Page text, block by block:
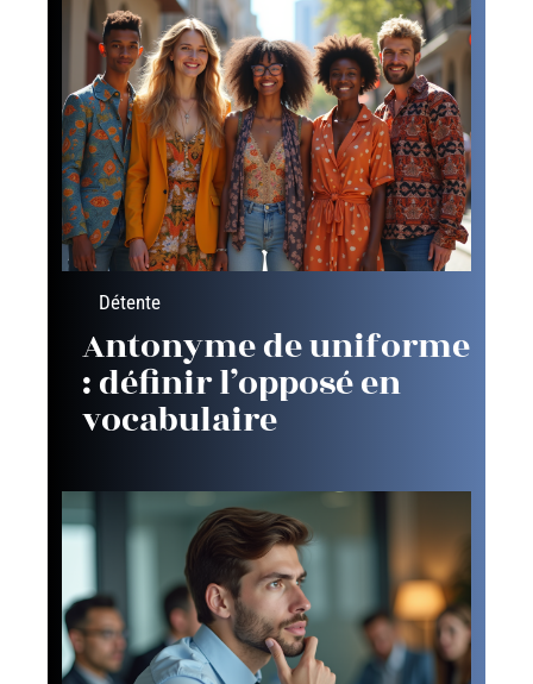
Détente
Antonyme de uniforme
: définir l’opposé en
vocabulaire